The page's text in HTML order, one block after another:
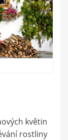
květin
rostliny